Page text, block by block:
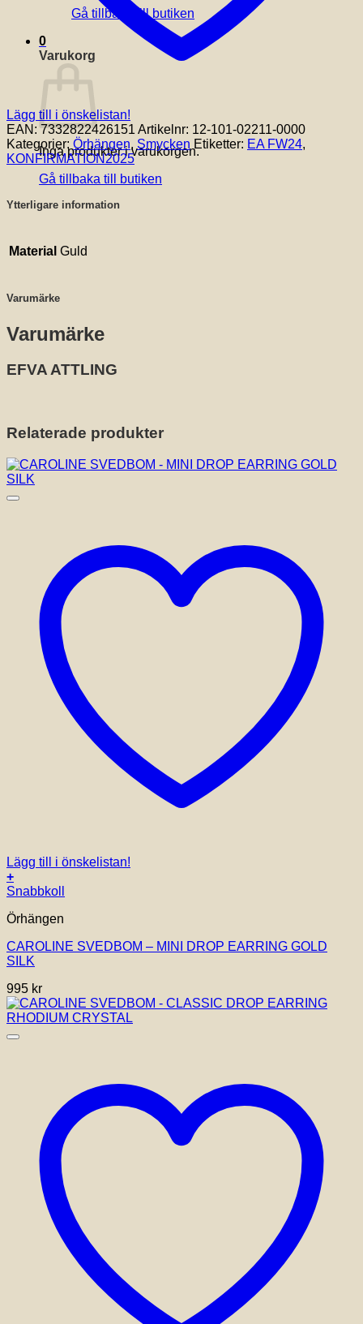
Gå tillbaka till butiken
0
Varukorg
Inga produkter i varukorgen.
Gå tillbaka till butiken
Lägg till i önskelistan!
EAN:7332822426151 Artikelnr: 12-101-02211-0000
Kategorier: Örhängen, Smycken Etiketter: EA FW24,
KONFIRMATION2025
Ytterligare information
Material Guld
Varumärke
Varumärke
EFVA ATTLING
Relaterade produkter
Lägg till i önskelistan!
+
Snabbkoll
Örhängen
CAROLINE SVEDBOM – MINI DROP EARRING GOLD
SILK
995 kr